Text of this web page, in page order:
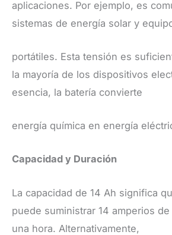
aplicaciones. Por ejemplo, es
sistemas de energía solar y
portátiles. Esta tensión es
la mayoría de los dispositivos
esencia, la batería convierte
energía química en energía
Capacidad y Duración
La capacidad de 14 Ah significa
puede suministrar 14 amperios
una hora. Alternativamente,